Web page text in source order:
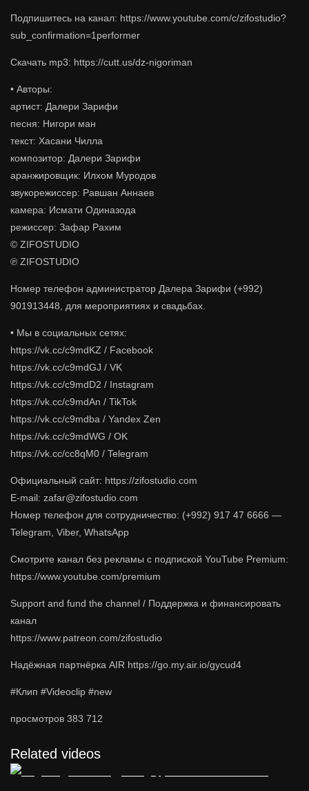
Подпишитесь на канал: https://www.youtube.com/c/zifostudio?
sub_confirmation=1performer
Скачать mp3: https://cutt.us/dz-nigoriman
• Авторы:
артист: Далери Зарифи
песня: Нигори ман
текст: Хасани Чилла
композитор: Далери Зарифи
аранжировщик: Илхом Муродов
звукорежиссер: Равшан Аннаев
камера: Исмати Одиназода
режиссер: Зафар Рахим
© ZIFOSTUDIO
℗ ZIFOSTUDIO
Номер телефон администратор Далера Зарифи (+992)
901913448, для мероприятиях и свадьбах.
• Мы в социальных сетях:
https://vk.cc/c9mdKZ / Facebook
https://vk.cc/c9mdGJ / VK
https://vk.cc/c9mdD2 / Instagram
https://vk.cc/c9mdAn / TikTok
https://vk.cc/c9mdba / Yandex Zen
https://vk.cc/c9mdWG / OK
https://vk.cc/cc8qM0 / Telegram
Официальный сайт: https://zifostudio.com
E-mail: zafar@zifostudio.com
Номер телефон для сотрудничество: (+992) 917 47 6666 —
Telegram, Viber, WhatsApp
Cмотрите канал без рекламы с подпиской YouTube Premium:
https://www.youtube.com/premium
Support and fund the channel / Поддержка и финансировать
канал
https://www.patreon.com/zifostudio
Надёжная партнёрка AIR https://go.my.air.io/gycud4
#Клип #Videoclip #new
просмотров 383 712
Related videos